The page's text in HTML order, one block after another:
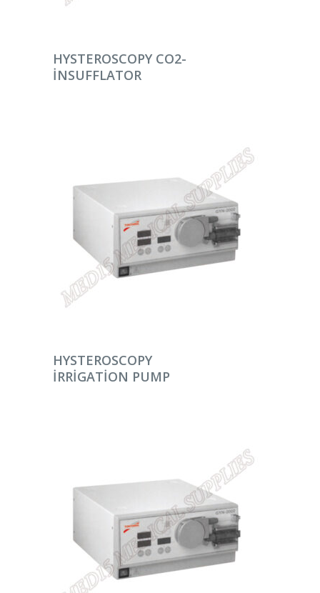
DEVAMINI OKU
HYSTEROSCOPY CO2-
INSUFFLATOR
DEVAMINI OKU
HYSTEROSCOPY
IRRIGATION PUMP